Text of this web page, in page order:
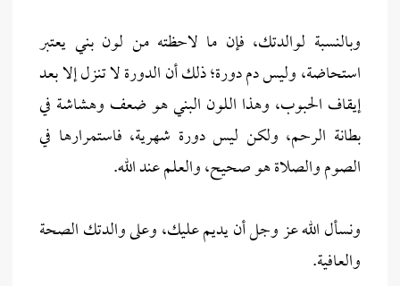
وبالنسبة لوالدتك، فإن ما لاحظته من لون بني يعتبر
استحاضة، وليس دم دورة؛ ذلك أن الدورة لا تنزل إلا بعد
إيقاف الحبوب، وهذا اللون البني هو ضعف وهشاشة في
بطانة الرحم، ولكن ليس دورة شهرية، فاستمرارها في
الصوم والصلاة هو صحيح، والعلم عند الله.
ونسأل الله عز وجل أن يديم عليك، وعلى والدتك الصحة
والعافية.